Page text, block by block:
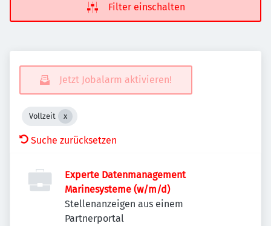
Filter einschalten
Jetzt Jobalarm aktivieren!
Vollzeit
Suche zurücksetzen
Experte Datenmanagement
Marinesysteme (w/m/d)
Stellenanzeigen aus einem
Partnerportal